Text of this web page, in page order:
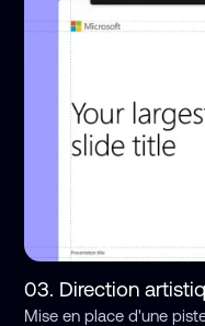
03. Direction
Mise en place d'une